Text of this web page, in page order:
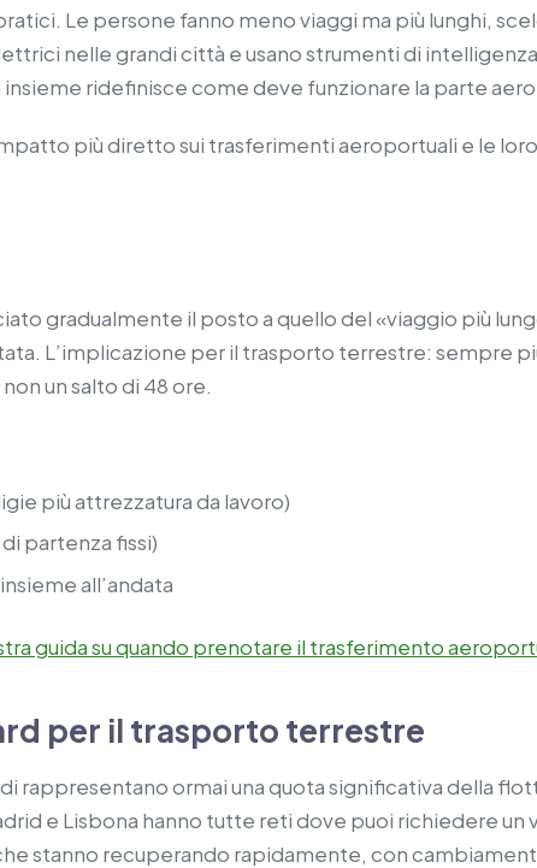
Le persone fanno meno viaggi ma più lunghi,
nelle grandi città e usano strumenti di
ridefinisce come deve funzionare la parte
più diretto sui trasferimenti aeroportuali e le
gradualmente il posto a quello del «viaggio più
L’implicazione per il trasporto terrestre: sempre
un salto di 48 ore.
più attrezzatura da lavoro)
partenza fissi)
all’andata
guida su quando prenotare il trasferimento
per il trasporto terrestre
rappresentano ormai una quota significativa della
e Lisbona hanno tutte reti dove puoi richiedere un
stanno recuperando rapidamente, con